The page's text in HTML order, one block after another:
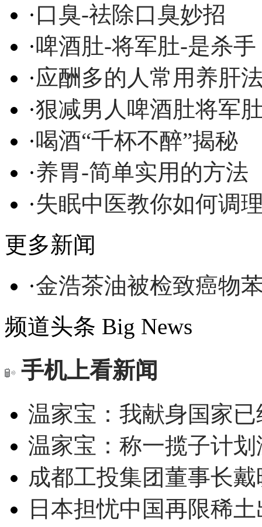
·口臭-祛除口臭妙招
·啤酒肚-将军肚-是杀手
·应酬多的人常用养肝
·狠减男人啤酒肚将军
·喝酒“千杯不醉”揭秘
·养胃-简单实用的方法
·失眠中医教你如何调
更多新闻
·金浩茶油被检致癌物
频道头条 Big News
手机上看新闻
温家宝：我献身国家
温家宝：称一揽子计
成都工投集团董事长
日本担忧中国再限稀